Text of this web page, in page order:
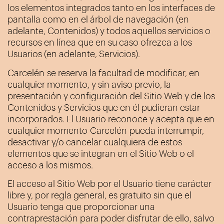
los elementos integrados tanto en los interfaces de
pantalla como en el árbol de navegación (en
adelante, Contenidos) y todos aquellos servicios o
recursos en línea que en su caso ofrezca a los
Usuarios (en adelante, Servicios).
Carcelén se reserva la facultad de modificar, en
cualquier momento, y sin aviso previo, la
presentación y configuración del Sitio Web y de los
Contenidos y Servicios que en él pudieran estar
incorporados. El Usuario reconoce y acepta que en
cualquier momento Carcelén pueda interrumpir,
desactivar y/o cancelar cualquiera de estos
elementos que se integran en el Sitio Web o el
acceso a los mismos.
El acceso al Sitio Web por el Usuario tiene carácter
libre y, por regla general, es gratuito sin que el
Usuario tenga que proporcionar una
contraprestación para poder disfrutar de ello, salvo